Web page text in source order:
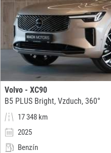
Volvo - XC90
B5 PLUS Bright, Vzduch, 360°
17 348 km
2025
Benzín